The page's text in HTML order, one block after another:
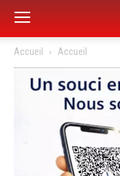
Accueil Accueil